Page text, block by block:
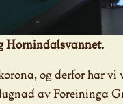
Hornindalsvannet.
og derfor har
av Foreininga